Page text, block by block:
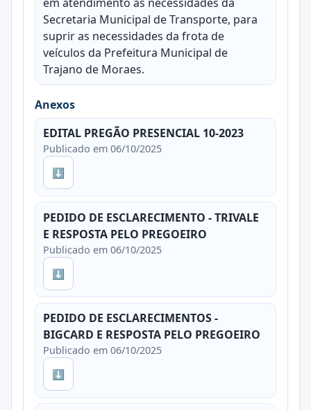
Secretaria Municipal de Transporte, para
suprir as necessidades da frota de
veículos da Prefeitura Municipal de
Trajano de Moraes.
Anexos
EDITAL PREGÃO PRESENCIAL 10-2023
Publicado em 06/10/2025
⬇
PEDIDO DE ESCLARECIMENTO - TRIVALE
E RESPOSTA PELO PREGOEIRO
Publicado em 06/10/2025
⬇
PEDIDO DE ESCLARECIMENTOS -
BIGCARD E RESPOSTA PELO PREGOEIRO
Publicado em 06/10/2025
⬇